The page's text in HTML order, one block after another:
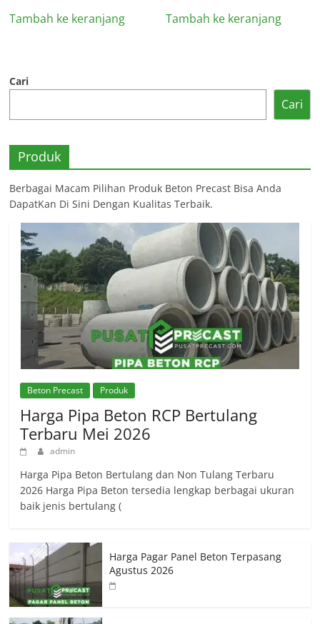
Tambah ke keranjang Tambah ke keranjang
Cari
Cari
Produk
Berbagai Macam Pilihan Produk Beton Precast Bisa Anda
DapatKan Di Sini Dengan Kualitas Terbaik.
Beton Precast Produk
Harga Pipa Beton RCP Bertulang
Terbaru Mei 2026
admin
Harga Pipa Beton Bertulang dan Non Tulang Terbaru
2026 Harga Pipa Beton tersedia lengkap berbagai ukuran
baik jenis bertulang (
Harga Pagar Panel Beton Terpasang
Agustus 2026